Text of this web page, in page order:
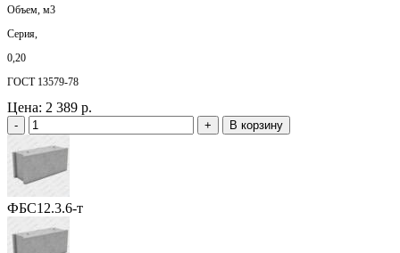
Объем, м3
Серия,
0,20
ГОСТ 13579-78
Цена: 2 389 р.
- + В корзину
ФБС12.3.6-т